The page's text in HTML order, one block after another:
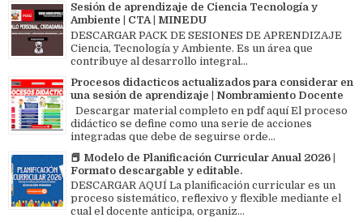
Sesión de aprendizaje de Ciencia Tecnología y
Ambiente | CTA | MINEDU
DESCARGAR PACK DE SESIONES DE APRENDIZAJE
Ciencia, Tecnología y Ambiente. Es un área que
contribuye al desarrollo integral...
Procesos didacticos actualizados para considerar en
una sesión de aprendizaje | Nombramiento Docente
Descargar material completo en pdf aquí El proceso
didáctico se define como una serie de acciones
integradas que debe de seguirse orde...
📕 Modelo de Planificación Curricular Anual 2026 |
Formato descargable y editable.
DESCARGAR AQUÍ La planificación curricular es un
proceso sistemático, reflexivo y flexible mediante el
cual el docente anticipa, organiz...